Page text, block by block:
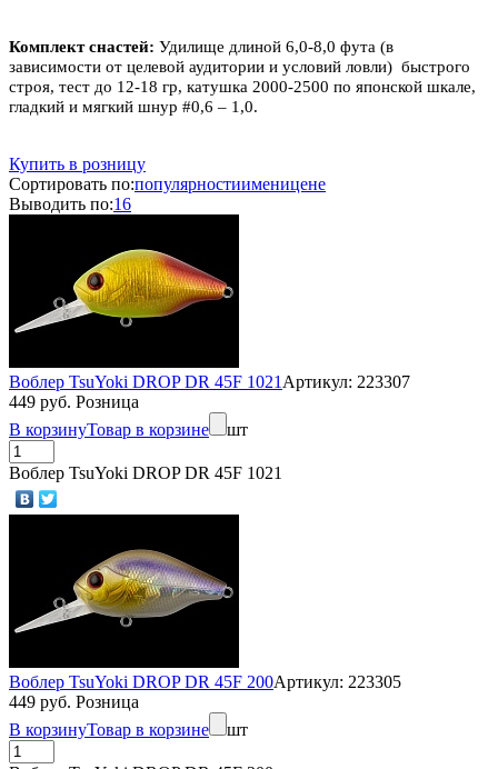
Комплект снастей: Удилище длиной 6,0-8,0 фута (в
зависимости от целевой аудитории и условий ловли) быстрого
строя, тест до 12-18 гр, катушка 2000-2500 по японской шкале,
гладкий и мягкий шнур #0,6 – 1,0.
Купить в розницу
Сортировать по:популярностиименицене
Выводить по:16
Воблер TsuYoki DROP DR 45F 1021 Артикул: 223307
449 руб. Розница
В корзинуТовар в корзине шт
Воблер TsuYoki DROP DR 45F 1021
Воблер TsuYoki DROP DR 45F 200Артикул: 223305
449 руб. Розница
В корзинуТовар в корзине шт